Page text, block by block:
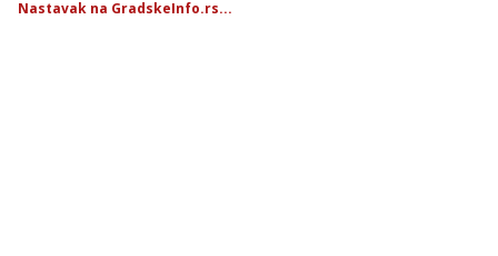
Nastavak na GradskeInfo.rs...